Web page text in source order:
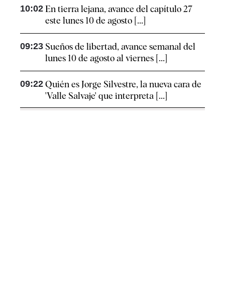
10:02 En tierra lejana, avance del capítulo 27
este lunes 10 de agosto [...]
09:23 Sueños de libertad, avance semanal del
lunes 10 de agosto al viernes [...]
09:22 Quién es Jorge Silvestre, la nueva cara de
'Valle Salvaje' que interpreta [...]